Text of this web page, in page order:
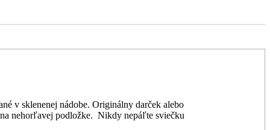
v sklenenej nádobe. Originálny darček alebo
nehorľavej podložke. Nikdy nepáľte sviečku